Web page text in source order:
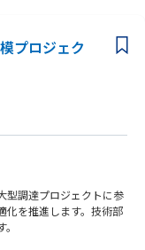
方
進ができる方
プロジェク
型調達プロジェクトに参
化を推進します。技術部